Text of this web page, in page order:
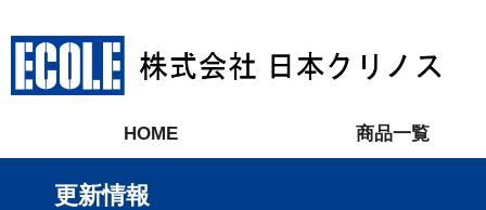
HOME 商品一覧
更新情報